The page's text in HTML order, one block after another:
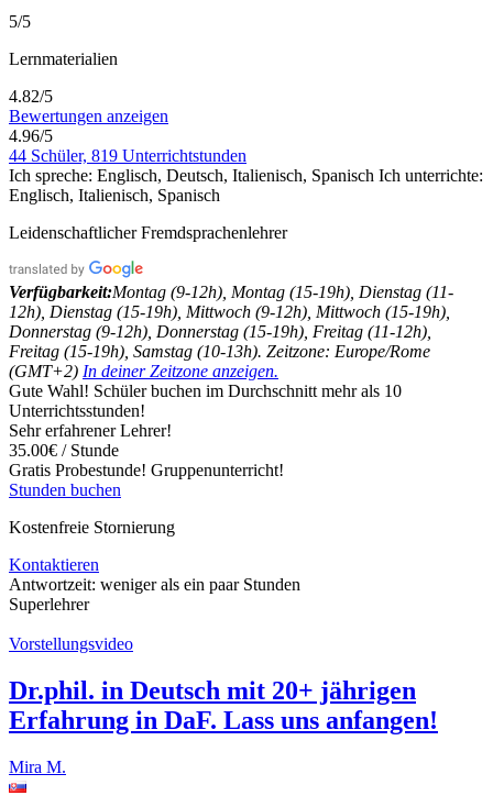
5/5
Lernmaterialien
4.82/5
Bewertungen anzeigen
4.96/5
44 Schüler, 819 Unterrichtstunden
Ich spreche: Englisch, Deutsch, Italienisch, Spanisch Ich unterrichte:
Englisch, Italienisch, Spanisch
Leidenschaftlicher Fremdsprachenlehrer
Verfügbarkeit:Montag (9-12h), Montag (15-19h), Dienstag (11-
12h), Dienstag (15-19h), Mittwoch (9-12h), Mittwoch (15-19h),
Donnerstag (9-12h), Donnerstag (15-19h), Freitag (11-12h),
Freitag (15-19h), Samstag (10-13h). Zeitzone: Europe/Rome
(GMT+2) In deiner Zeitzone anzeigen.
Gute Wahl! Schüler buchen im Durchschnitt mehr als 10
Unterrichtsstunden!
Sehr erfahrener Lehrer!
35.00€ / Stunde
Gratis Probestunde! Gruppenunterricht!
Stunden buchen
Kostenfreie Stornierung
Kontaktieren
Antwortzeit: weniger als ein paar Stunden
Superlehrer
Vorstellungsvideo
Dr.phil. in Deutsch mit 20+ jährigen
Erfahrung in DaF. Lass uns anfangen!
Mira M.